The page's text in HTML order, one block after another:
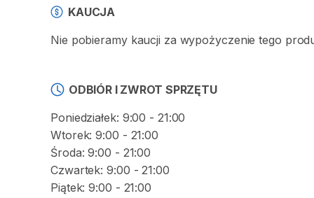
KAUCJA
Nie pobieramy kaucji za wypożyczenie tego
ODBIÓR I ZWROT SPRZĘTU
Poniedziałek: 9:00 - 21:00
Wtorek: 9:00 - 21:00
Środa: 9:00 - 21:00
Czwartek: 9:00 - 21:00
Piątek: 9:00 - 21:00